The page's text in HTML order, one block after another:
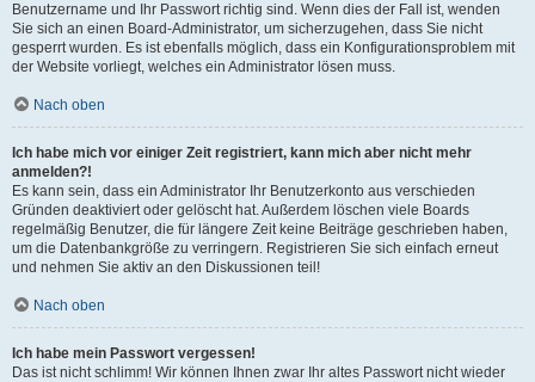
Benutzername und Ihr Passwort richtig sind. Wenn dies der Fall ist, wenden
Sie sich an einen Board-Administrator, um sicherzugehen, dass Sie nicht
gesperrt wurden. Es ist ebenfalls möglich, dass ein Konfigurationsproblem mit
der Website vorliegt, welches ein Administrator lösen muss.
Nach oben
Ich habe mich vor einiger Zeit registriert, kann mich aber nicht mehr
anmelden?!
Es kann sein, dass ein Administrator Ihr Benutzerkonto aus verschieden
Gründen deaktiviert oder gelöscht hat. Außerdem löschen viele Boards
regelmäßig Benutzer, die für längere Zeit keine Beiträge geschrieben haben,
um die Datenbankgröße zu verringern. Registrieren Sie sich einfach erneut
und nehmen Sie aktiv an den Diskussionen teil!
Nach oben
Ich habe mein Passwort vergessen!
Das ist nicht schlimm! Wir können Ihnen zwar Ihr altes Passwort nicht wieder